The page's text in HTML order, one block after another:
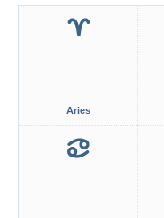
Aries